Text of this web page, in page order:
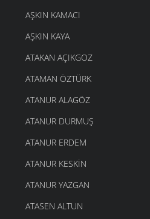
AŞKIN KAMACI
AŞKIN KAYA
ATAKAN AÇIKGOZ
ATAMAN ÖZTÜRK
ATANUR ALAGÖZ
ATANUR DURMUŞ
ATANUR ERDEM
ATANUR KESKIN
ATANUR YAZGAN
ATASEN ALTUN